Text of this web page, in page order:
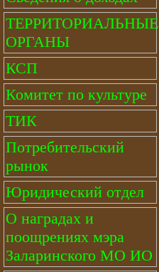
ТЕРРИТОРИАЛЬНЫЕ
ОРГАНЫ
КСП
Комитет по культуре
ТИК
Потребительский
рынок
Юридический отдел
О наградах и
поощрениях мэра
Заларинского МО ИО